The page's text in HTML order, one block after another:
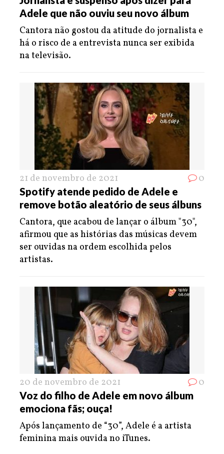
Adele que não ouviu seu novo álbum
Cantora não gostou da atitude do jornalista e
há o risco de a entrevista nunca ser exibida
na televisão.
21 de novembro de 2021 0
Spotify atende pedido de Adele e
remove botão aleatório de seus álbuns
Cantora, que acabou de lançar o álbum "30",
afirmou que as histórias das músicas devem
ser ouvidas na ordem escolhida pelos
artistas.
20 de novembro de 2021 0
Voz do filho de Adele em novo álbum
emociona fãs; ouça!
Após lançamento de “30”, Adele é a artista
feminina mais ouvida no iTunes.